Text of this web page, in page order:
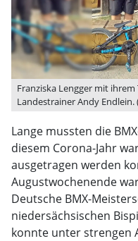
Franziska Lengger mit
Landestrainer Andy Endlein.
Lange mussten die
diesem Corona-Jahr
ausgetragen werden
Augustwochenende
Deutsche BMX-
niedersächsischen
konnte unter strengen